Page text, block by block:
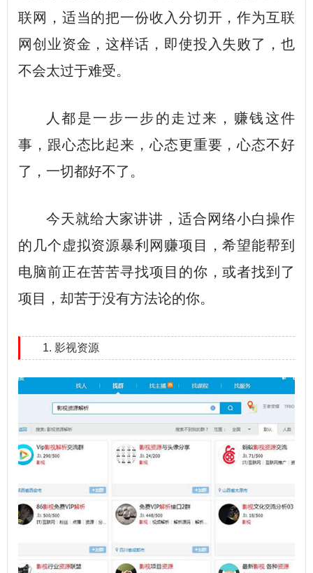
联网，适当的把一份收入分切开，作为互联
网创业资金，这样话，即使投入失败了，也
不会太过于难受。
人都是一步一步的走过来，赚钱这件
事，跟心态比起来，心态更重要，心态不好
了，一切都好不了。
今天就给大家讲讲，适合网络小白操作
的几个虚拟资源暴利网赚项目，希望能帮到
电脑前正在苦苦寻找项目的你，或者找到了
项目，却苦于没有方法论的你。
1. 影视资源